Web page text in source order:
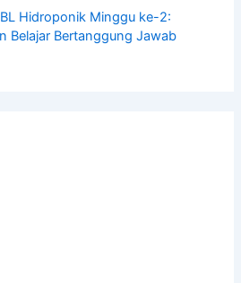
Hidroponik Minggu ke-2:
Belajar Bertanggung Jawab